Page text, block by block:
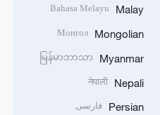
Malay
Bahasa Melayu
Mongolian
Монгол
Myanmar
မြန်မာဘာသာ
Nepali
नेपाली
Persian فارسی